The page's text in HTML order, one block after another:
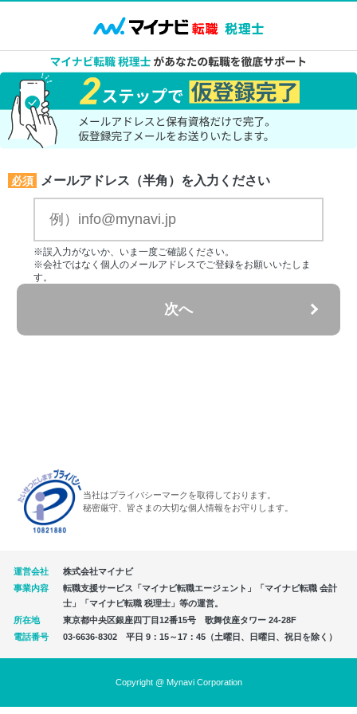
必須 メールアドレス（半角）を入力ください
※誤入力がないか、いま一度ご確認ください。
※会社ではなく個人のメールアドレスでご登録をお願いいたしま
す。
次へ
当社はプライバシーマークを取得しております。
秘密厳守、皆さまの大切な個人情報をお守りします。
運営会社
株式会社マイナビ
事業内容
転職支援サービス「マイナビ転職エージェント」「マイナビ転職 会計
士」「マイナビ転職 税理士」等の運営。
所在地
東京都中央区銀座四丁目12番15号 歌舞伎座タワー 24-28F
電話番号
03-6636-8302 平日 9：15～17：45（土曜日、日曜日、祝日を除く）
Copyright @ Mynavi Corporation